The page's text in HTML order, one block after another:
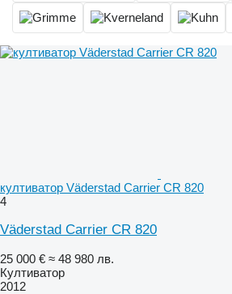
култиватор Väderstad Carrier CR 820
4
Väderstad Carrier CR 820
25 000 € ≈ 48 980 лв.
Култиватор
2012